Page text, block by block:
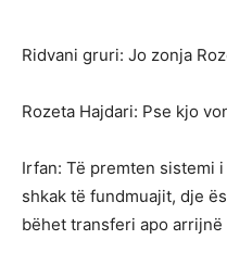
Ridvani gruri: Jo zonja
Rozeta Hajdari: Pse kjo
Irfan: Të premten sistemi
shkak të fundmuajit, dje
bëhet transferi apo